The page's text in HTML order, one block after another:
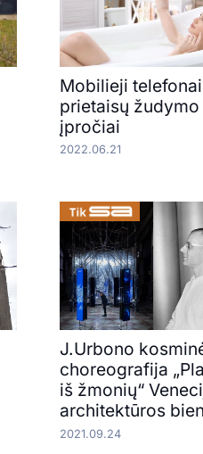
Mobilieji
prietaisų žudymo
įpročiai
2022.06.21
J.Urbono
choreografija
iš žmonių“
architektūros
2021.09.24